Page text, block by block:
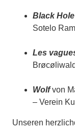
Black Hole
Sotelo
Les
Brøcøliwald
Wolfvon
– Verein
Unseren